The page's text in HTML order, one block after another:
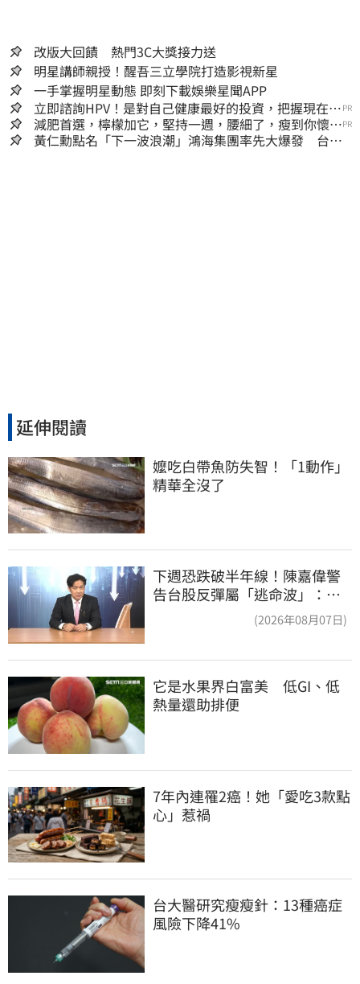
改版大回饋 熱門3C大獎接力送
明星講師親授！醒吾三立學院打造影視新星
一手掌握明星動態 即刻下載娛樂星聞APP
立即諮詢HPV！是對自己健康最好的投資，把握現在不
嫌晚！
PR
減肥首選，檸檬加它，堅持一週，腰細了，瘦到你懷疑
人生
PR
黃仁勳點名「下一波浪潮」鴻海集團率先大爆發 台股
延伸閱讀
嬤吃白帶魚防失智！「1動作」
精華全沒了
下週恐跌破半年線！陳嘉偉警
告台股反彈屬「逃命波」：空
(2026年08月07日)
它是水果界白富美　低GI、低
熱量還助排便
7年內連罹2癌！她「愛吃3款點
心」惹禍
台大醫研究瘦瘦針：13種癌症
風險下降41%